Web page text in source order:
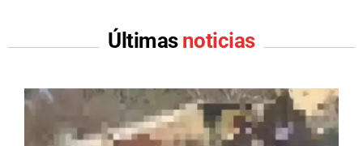
Últimas noticias